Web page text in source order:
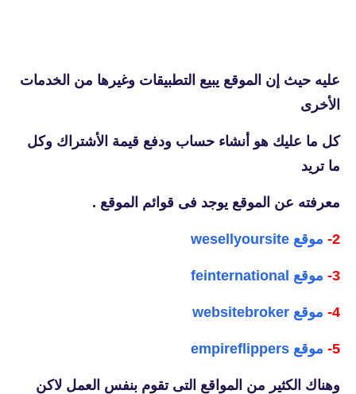
عليه حيث إن الموقع يبيع التطبيقات وغيرها من الخدمات
الأخرى
كل ما عليك هو أنشاء حساب ودفع قيمة الأشتراك وكل
ما تريد
معرفته عن الموقع يوجد فى قوائم الموقع .
2- موقع wesellyoursite
3- موقع feinternational
4- موقع websitebroker
5- موقع empireflippers
وهناك الكثير من المواقع التى تقوم بنفس العمل لاكن